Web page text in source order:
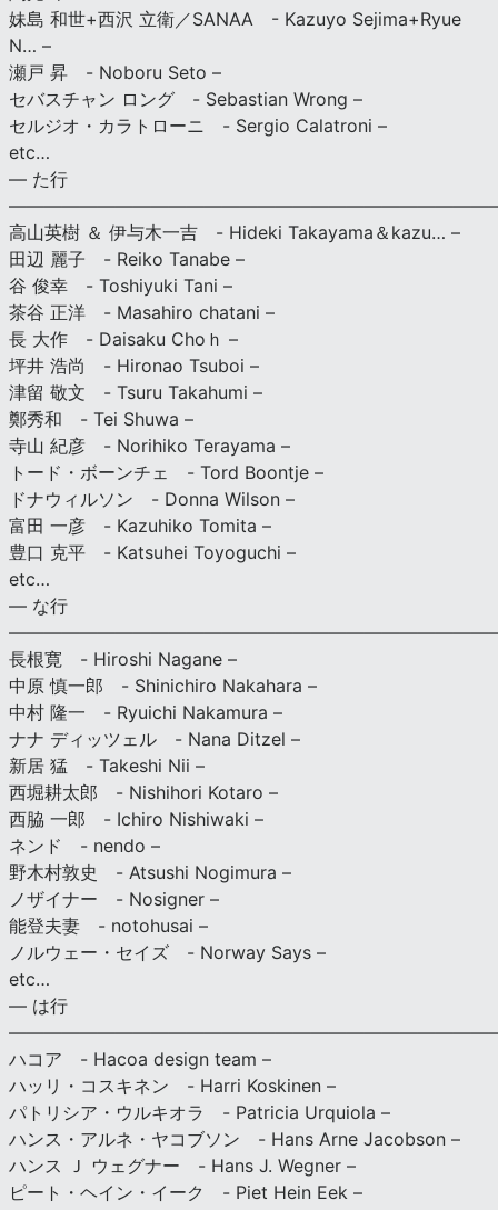
妹島 和世+西沢 立衛／SANAA - Kazuyo Sejima+Ryue
N… –
瀬戸 昇 - Noboru Seto –
セバスチャン ロング - Sebastian Wrong –
セルジオ・カラトローニ - Sergio Calatroni –
etc…
— た行
高山英樹 ＆ 伊与木一吉 - Hideki Takayama＆kazu… –
田辺 麗子 - Reiko Tanabe –
谷 俊幸 - Toshiyuki Tani –
茶谷 正洋 - Masahiro chatani –
長 大作 - Daisaku Choｈ –
坪井 浩尚 - Hironao Tsuboi –
津留 敬文 - Tsuru Takahumi –
鄭秀和 - Tei Shuwa –
寺山 紀彦 - Norihiko Terayama –
トード・ボーンチェ - Tord Boontje –
ドナウィルソン - Donna Wilson –
富田 一彦 - Kazuhiko Tomita –
豊口 克平 - Katsuhei Toyoguchi –
etc…
— な行
長根寛 - Hiroshi Nagane –
中原 慎一郎 - Shinichiro Nakahara –
中村 隆一 - Ryuichi Nakamura –
ナナ ディッツェル - Nana Ditzel –
新居 猛 - Takeshi Nii –
西堀耕太郎 - Nishihori Kotaro –
西脇 一郎 - Ichiro Nishiwaki –
ネンド - nendo –
野木村敦史 - Atsushi Nogimura –
ノザイナー - Nosigner –
能登夫妻 - notohusai –
ノルウェー・セイズ - Norway Says –
etc…
— は行
ハコア - Hacoa design team –
ハッリ・コスキネン - Harri Koskinen –
パトリシア・ウルキオラ - Patricia Urquiola –
ハンス・アルネ・ヤコブソン - Hans Arne Jacobson –
ハンス Ｊ ウェグナー - Hans J. Wegner –
ピート・ヘイン・イーク - Piet Hein Eek –